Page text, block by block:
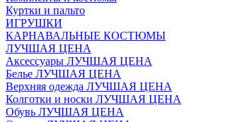
Куртки и пальто
ИГРУШКИ
КАРНАВАЛЬНЫЕ КОСТЮМЫ
ЛУЧШАЯ ЦЕНА
Аксессуары ЛУЧШАЯ ЦЕНА
Белье ЛУЧШАЯ ЦЕНА
Верхняя одежда ЛУЧШАЯ ЦЕНА
Колготки и носки ЛУЧШАЯ ЦЕНА
Обувь ЛУЧШАЯ ЦЕНА